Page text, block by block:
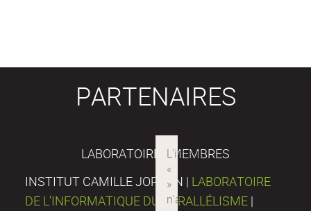
PARTENAIRES
LABORATOIRES MEMBRES
INSTITUT CAMILLE JORDAN | LABORATOIRE
DE L’INFORMATIQUE DU PARALLÉLISME |